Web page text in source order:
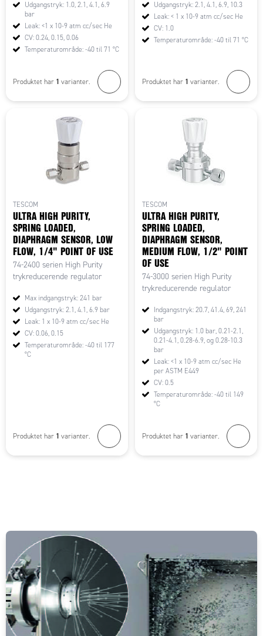
Udgangstryk: 1.0, 2.1, 4.1, 6.9
bar
Leak: <1 x 10-9 atm cc/sec He
CV: 0.24, 0.15, 0.06
Temperaturområde: -40 til 71 °C
Produktet har 1 varianter.
Udgangstryk: 2.1, 4.1, 6.9, 10.3
Leak: < 1 x 10-9 atm cc/sec He
CV: 1.0
Temperaturområde: -40 til 71 °C
Produktet har 1 varianter.
TESCOM
ULTRA HIGH PURITY,
SPRING LOADED,
DIAPHRAGM SENSOR, LOW
FLOW, 1/4" POINT OF USE
74-2400 serien High Purity
trykreducerende regulator
Max indgangstryk: 241 bar
Udgangstryk: 2.1, 4.1, 6.9 bar
Leak: 1 x 10-9 atm cc/sec He
CV: 0.06, 0.15
Temperaturområde: -40 til 177
°C
Produktet har 1 varianter.
TESCOM
ULTRA HIGH PURITY,
SPRING LOADED,
DIAPHRAGM SENSOR,
MEDIUM FLOW, 1/2" POINT
OF USE
74-3000 serien High Purity
trykreducerende regulator
Indgangstryk: 20.7, 41.4, 69, 241
bar
Udgangstryk: 1.0 bar, 0.21-2.1,
0.21-4.1, 0.28-6.9, og 0.28-10.3
bar
Leak: <1 x 10-9 atm cc/sec He
per ASTM E449
CV: 0.5
Temperaturområde: -40 til 149
°C
Produktet har 1 varianter.